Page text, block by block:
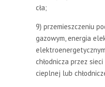
cła;
9) przemieszczeniu
gazowym, energia
chłodnicza przez
cieplnej lub